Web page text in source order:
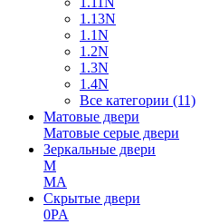
1.13N
1.1N
1.2N
1.3N
1.4N
Все категории (11)
Матовые двери
Матовые серые двери
Зеркальные двери
M
MA
Скрытые двери
0PA